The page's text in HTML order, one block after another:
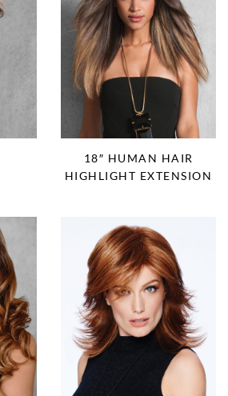
18″ HUMAN HAIR
HIGHLIGHT EXTENSION